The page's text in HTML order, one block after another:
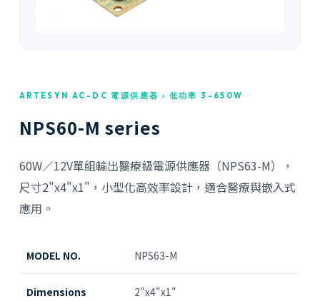
ARTESYN AC-DC 電源供應器 › 低功率 3-650W
NPS60-M series
60W／12V單組輸出醫療級電源供應器（NPS63-M），
尺寸2"x4"x1"，小型化高效率設計，適合醫療與嵌入式
應用。
MODEL NO. NPS63-M
Dimensions
2"x4"x1"